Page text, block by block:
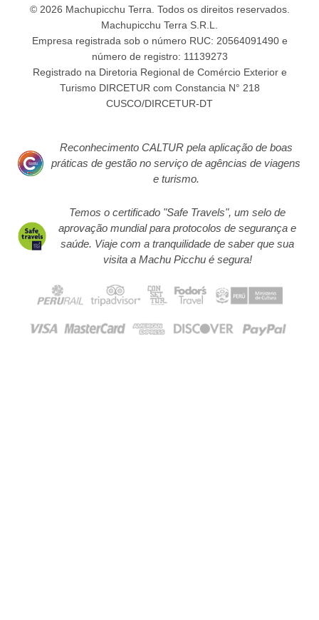
© 2026 Machupicchu Terra. Todos os direitos reservados.
Machupicchu Terra S.R.L.
Empresa registrada sob o número RUC: 20564091490 e
número de registro: 11139273
Registrado na Diretoria Regional de Comércio Exterior e
Turismo DIRCETUR com Constancia N° 218
CUSCO/DIRCETUR-DT
Reconhecimento CALTUR pela aplicação de boas
práticas de gestão no serviço de agências de viagens
e turismo.
Temos o certificado "Safe Travels", um selo de
aprovação mundial para protocolos de segurança e
saúde. Viaje com a tranquilidade de saber que sua
visita a Machu Picchu é segura!